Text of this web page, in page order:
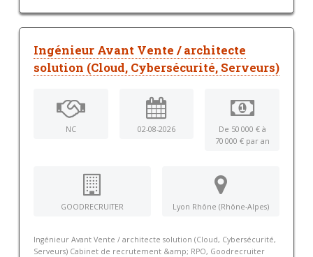
Ingénieur Avant Vente / architecte
solution (Cloud, Cybersécurité, Serveurs)
NC 02-08-2026
De 50 000 € à
70 000 € par an
GOODRECRUITER Lyon Rhône (Rhône-Alpes)
Ingénieur Avant Vente / architecte solution (Cloud, Cybersécurité,
Serveurs) Cabinet de recrutement &amp; RPO, Goodrecruiter